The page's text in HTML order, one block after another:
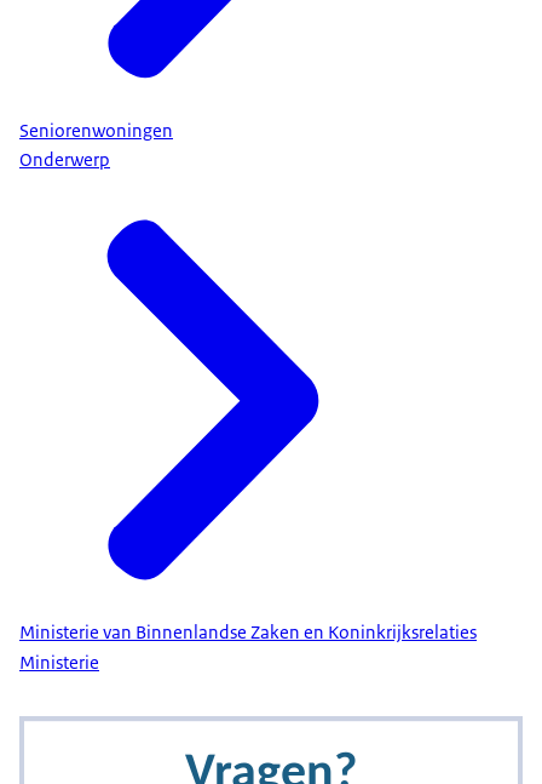
Seniorenwoningen
Onderwerp
Ministerie van Binnenlandse Zaken en Koninkrijksrelaties
Ministerie